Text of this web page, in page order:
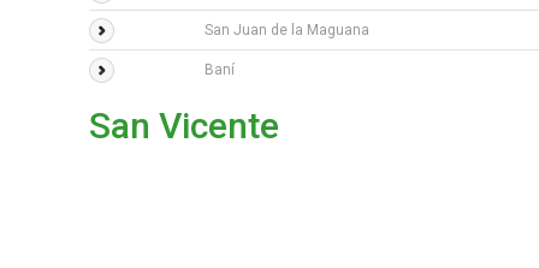
San Juan de la Maguana
Baní
San Vicente